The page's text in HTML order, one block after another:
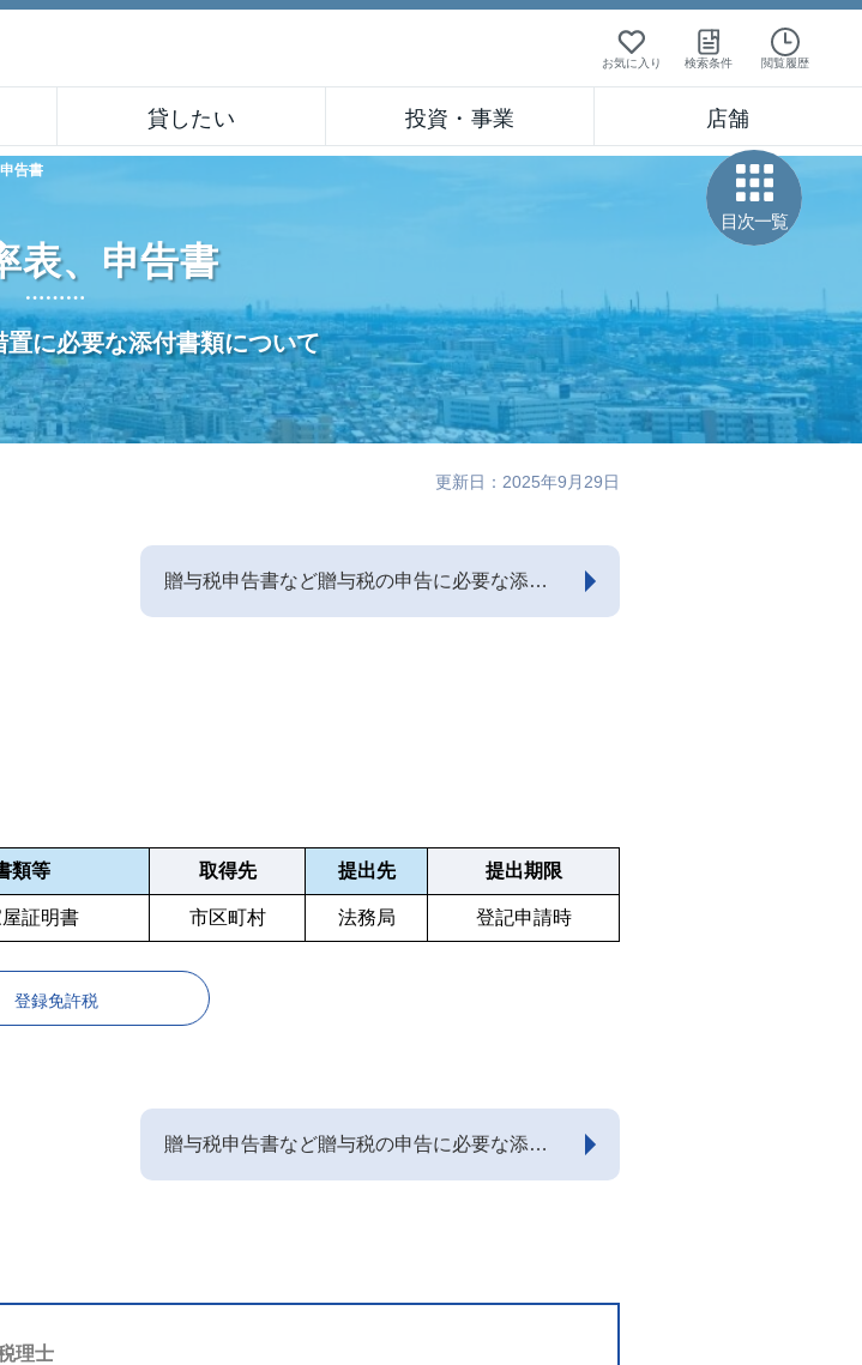
お気に入り 検索条件 閲覧履歴
貸したい 投資・事業 店舗
目次一覧
告書
表、申告書
に必要な添付書類について
更新日：2025年9月29日
贈与税申告書など贈与税の申告に必要な添付
類等 取得先 提出先 提出期限
証明書 市区町村 法務局 登記申請時
登録免許税
贈与税申告書など贈与税の申告に必要な添付
理士